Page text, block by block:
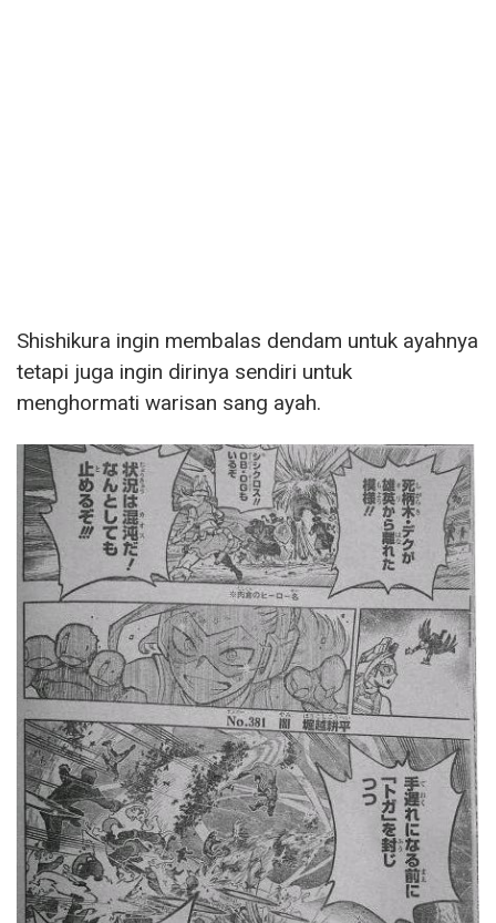
Shishikura ingin membalas dendam untuk ayahnya
tetapi juga ingin dirinya sendiri untuk
menghormati warisan sang ayah.